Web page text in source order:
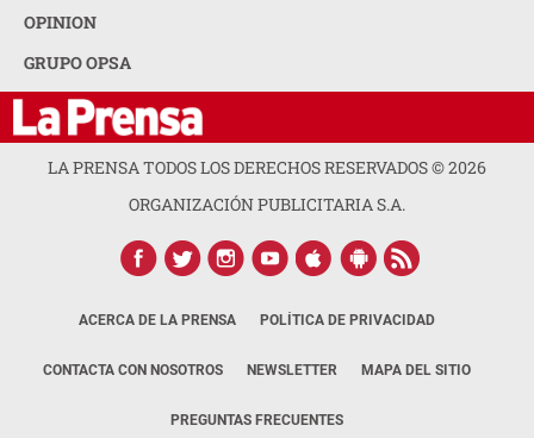
OPINION
GRUPO OPSA
LA PRENSA TODOS LOS DERECHOS RESERVADOS ©2026
ORGANIZACIÓN PUBLICITARIA S.A.
ACERCA DE LA PRENSA POLÍTICA DE PRIVACIDAD
CONTACTA CON NOSOTROS NEWSLETTER MAPA DEL SITIO
PREGUNTAS FRECUENTES